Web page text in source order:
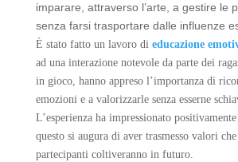
imparare, attraverso l’arte, a gestire le
senza farsi trasportare dalle influenze
È stato fatto un lavoro di educazione
ad una interazione notevole da parte dei
in gioco, hanno appreso l’importanza di
emozioni e a valorizzarle senza esserne
L’esperienza ha impressionato
questo si augura di aver trasmesso valori
partecipanti coltiveranno in futuro.